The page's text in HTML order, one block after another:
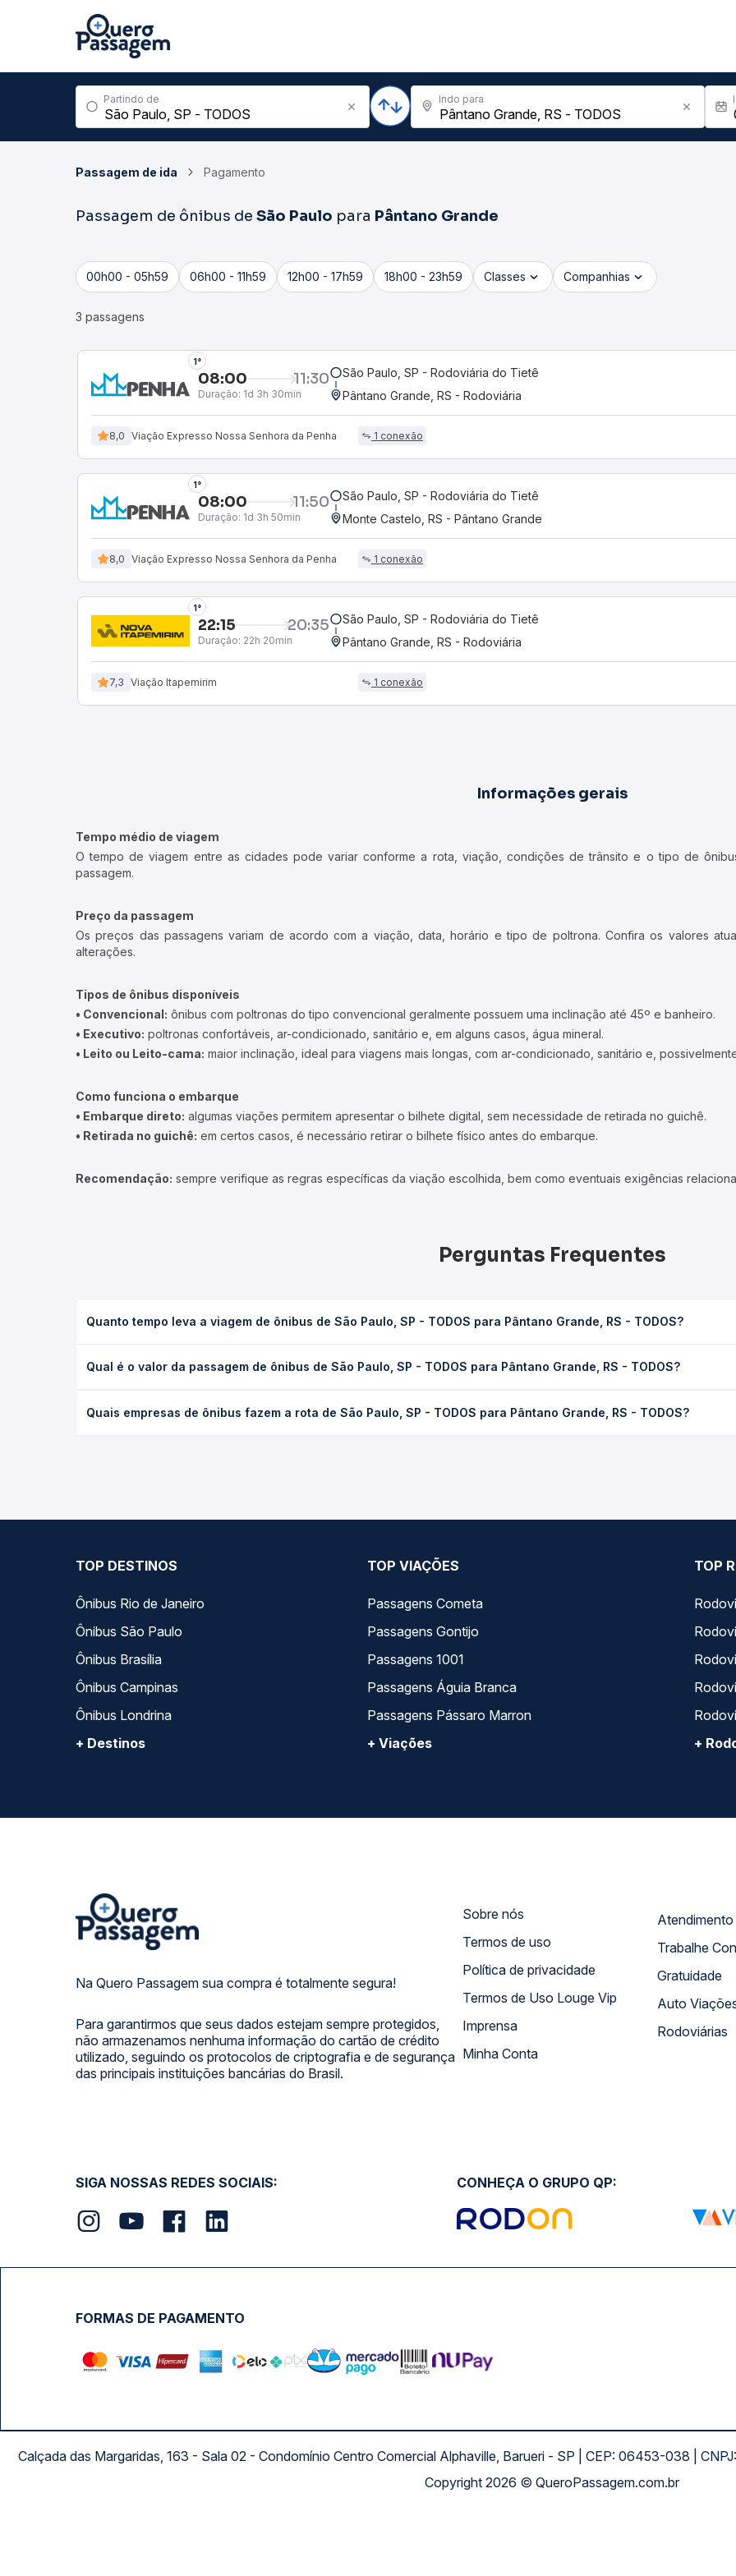
Partindo de Indo para
Passagem de ida Pagamento
Passagem de ônibus de São Paulo para Pântano Grande
00h00 - 05h59 06h00 - 11h59 12h00 - 17h59 18h00 - 23h59 Classes Companhias
3 passagens
1°
08:00 11:30
Duração: 1d 3h 30min
São Paulo, SP - Rodoviária do Tietê
Pântano Grande, RS - Rodoviária
8,0 Viação Expresso Nossa Senhora da Penha 1 conexão
1°
08:00 11:50
Duração: 1d 3h 50min
São Paulo, SP - Rodoviária do Tietê
Monte Castelo, RS - Pântano Grande
8,0 Viação Expresso Nossa Senhora da Penha 1 conexão
1°
22:15 20:35
Duração: 22h 20min
São Paulo, SP - Rodoviária do Tietê
Pântano Grande, RS - Rodoviária
7,3 Viação Itapemirim 1 conexão
Informações gerais
Tempo médio de viagem
O tempo de viagem entre as cidades pode variar conforme a rota, viação, condições de trânsito e o tipo de
passagem.
Preço da passagem
Os preços das passagens variam de acordo com a viação, data, horário e tipo de poltrona. Confira os valores
alterações.
Tipos de ônibus disponíveis
• Convencional: ônibus com poltronas do tipo convencional geralmente possuem uma inclinação até 45º e banheiro.
• Executivo: poltronas confortáveis, ar-condicionado, sanitário e, em alguns casos, água mineral.
• Leito ou Leito-cama: maior inclinação, ideal para viagens mais longas, com ar-condicionado, sanitário e,
Como funciona o embarque
• Embarque direto: algumas viações permitem apresentar o bilhete digital, sem necessidade de retirada no guichê.
• Retirada no guichê: em certos casos, é necessário retirar o bilhete físico antes do embarque.
Recomendação: sempre verifique as regras específicas da viação escolhida, bem como eventuais exigências
Perguntas Frequentes
Quanto tempo leva a viagem de ônibus de São Paulo, SP - TODOS para Pântano Grande, RS - TODOS?
(convencional, executivo ou leito) e as condições de tráfego. Na Quero Passagem você consulta os horários
Qual é o valor da passagem de ônibus de São Paulo, SP - TODOS para Pântano Grande, RS - TODOS?
o tipo de poltrona e a antecedência da compra. Na Quero Passagem você compara os preços de todas as viações
Quais empresas de ônibus fazem a rota de São Paulo, SP - TODOS para Pântano Grande, RS - TODOS?
TOP DESTINOS
Ônibus Rio de Janeiro
Ônibus São Paulo
Ônibus Brasília
Ônibus Campinas
Ônibus Londrina
+ Destinos
TOP VIAÇÕES
Passagens Cometa
Passagens Gontijo
Passagens 1001
Passagens Águia Branca
Passagens Pássaro Marron
+ Viações
TOP
+
Na Quero Passagem sua compra é totalmente segura!
Para garantirmos que seus dados estejam sempre protegidos,
não armazenamos nenhuma informação do cartão de crédito
utilizado, seguindo os protocolos de criptografia e de segurança
das principais instituições bancárias do Brasil.
Sobre nós
Termos de uso
Política de privacidade
Termos de Uso Louge Vip
Imprensa
Minha Conta
Trabalhe
Gratuidade
Auto
Rodoviárias
SIGA NOSSAS REDES SOCIAIS: CONHEÇA O GRUPO QP:
FORMAS DE PAGAMENTO
Calçada das Margaridas, 163 - Sala 02 - Condomínio Centro Comercial Alphaville, Barueri - SP | CEP: 06453-038 |
Copyright 2026 © QueroPassagem.com.br